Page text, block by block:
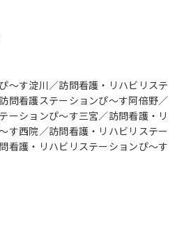
～す淀川／訪問看護・リハビリステ
問看護ステーションぴ～す阿倍野／
ーションぴ～す三宮／訪問看護・リ
す西院／訪問看護・リハビリステー
看護・リハビリステーションぴ～す